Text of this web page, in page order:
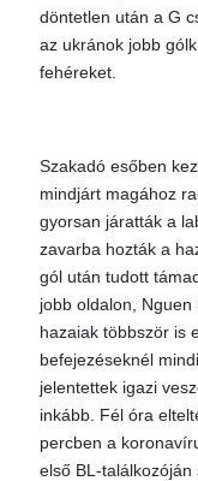
döntetlen után a G
az ukránok jobb
fehéreket.
Szakadó esőben
mindjárt magához
gyorsan járatták a
zavarba hozták a
gól után tudott
jobb oldalon,
hazaiak többször is
befejezéseknél
jelentettek igazi
inkább. Fél óra
percben a
első BL-